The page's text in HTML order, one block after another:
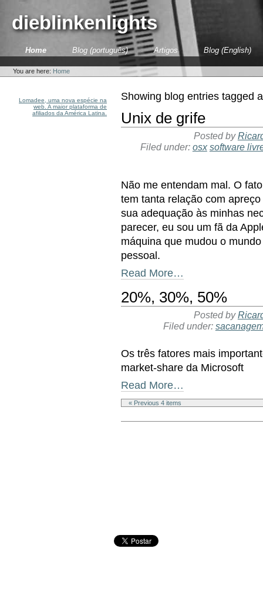
content.dieblinkenlights
SectionsHome Blog (português) Artigos Blog (English)
tools
You are here: Home
Lomadee, uma nova espécie na
web. A maior plataforma de
afiliados da América Latina.
Showing blog entries tagged
Unix de grife
Posted by
Filed under: osx software
Não me entendam mal. O
tem tanta relação com
sua adequação às minhas
parecer, eu sou um fã da
máquina que mudou o
pessoal.
Read More…
20%, 30%, 50%
Posted by
Filed under:
Os três fatores mais
market-share da Microsoft
Read More…
« Previous 4 items